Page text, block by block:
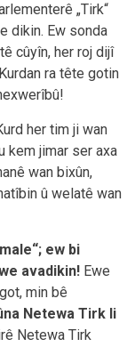
„Tirk“
dikin. Ew sonda
cûyîn, her roj dijî
ra tête gotin
her tim ji wan
kem jimar ser axa
wan bixûn,
û welatê wan
ew bi
avadikin! Ewe
min bê
Netewa Tirk li
Netewa Tirk